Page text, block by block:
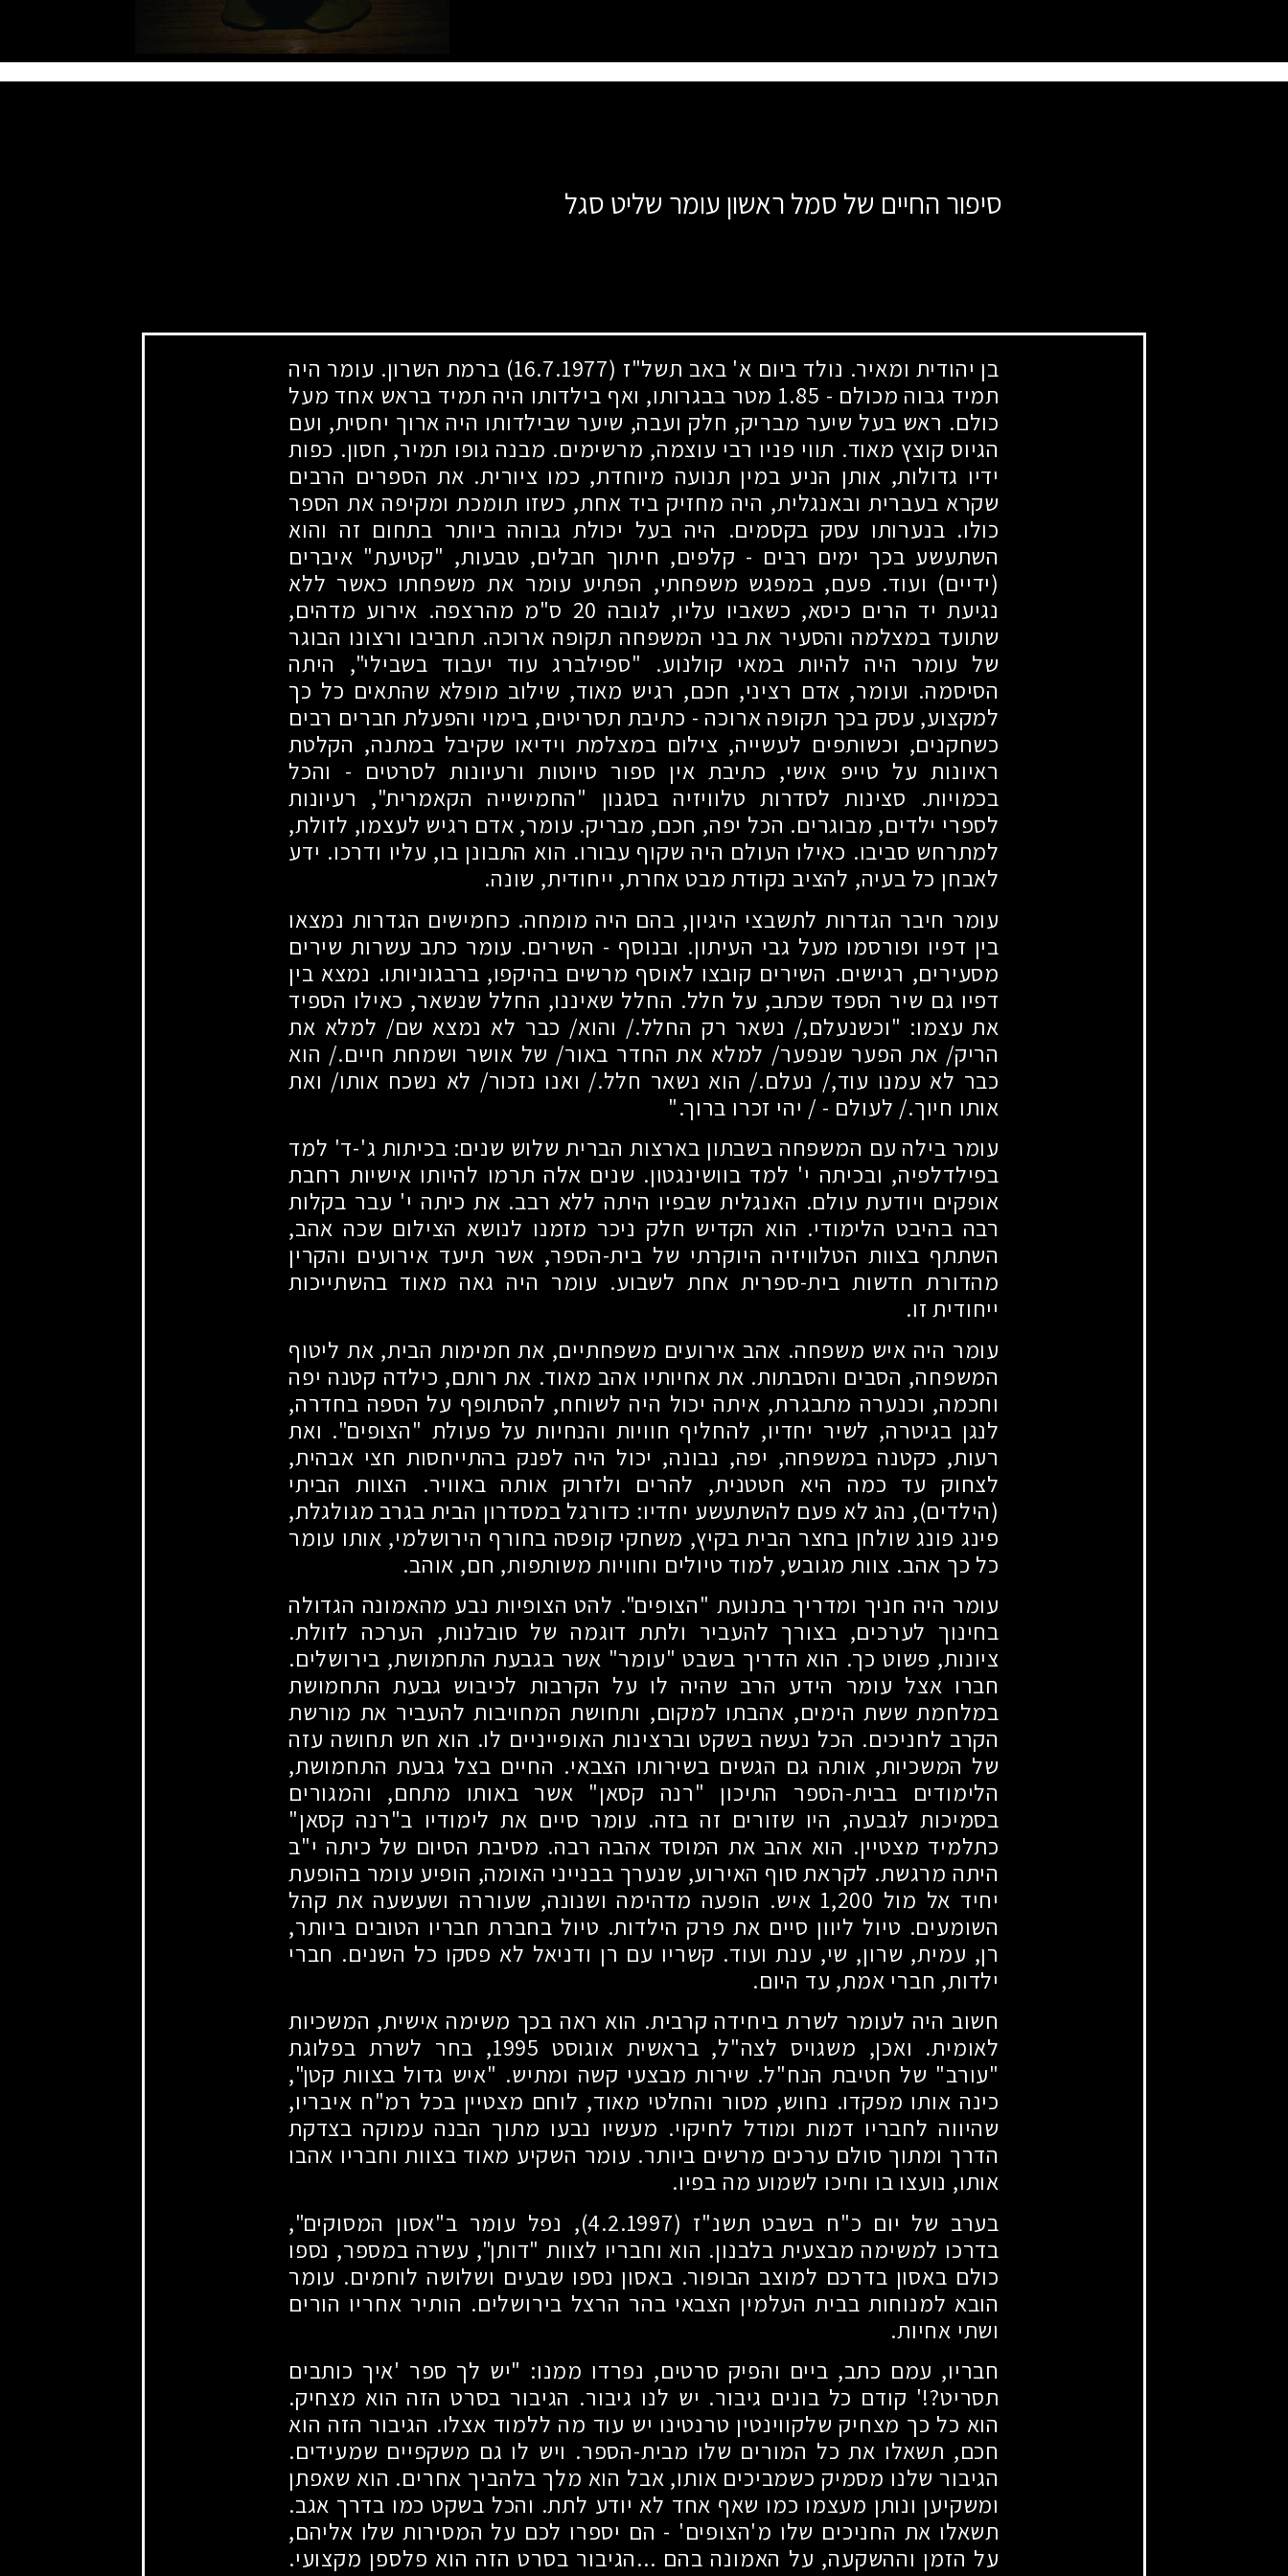
סיפור החיים של סמל ראשון עומר שליט סגל
בן יהודית ומאיר. נולד ביום א' באב תשל"ז (16.7.1977)
ברמת השרון. עומר היה
תמיד גבוה מכולם - 1.85 מטר בבגרותו, ואף בילדותו היה תמיד בראש אחד מעל
כולם. ראש בעל שיער מבריק, חלק ועבה, שיער שבילדותו היה ארוך יחסית, ועם
הגיוס קוצץ מאוד. תווי פניו רבי עוצמה, מרשימים. מבנה גופו תמיר, חסון. כפות
ידיו גדולות, אותן הניע במין תנועה מיוחדת, כמו ציורית. את הספרים הרבים
שקרא בעברית ובאנגלית, היה מחזיק ביד אחת, כשזו תומכת ומקיפה את הספר
כולו. בנערותו עסק בקסמים. היה בעל יכולת גבוהה ביותר בתחום זה והוא
השתעשע בכך ימים רבים - קלפים, חיתוך חבלים, טבעות, "קטיעת" איברים
(ידיים) ועוד. פעם, במפגש משפחתי, הפתיע עומר את משפחתו כאשר ללא
נגיעת יד הרים כיסא, כשאביו עליו, לגובה 20 ס"מ מהרצפה. אירוע מדהים,
שתועד במצלמה והסעיר את בני המשפחה תקופה ארוכה. תחביבו ורצונו הבוגר
של עומר היה להיות במאי קולנוע. "ספילברג עוד יעבוד בשבילי", היתה
הסיסמה. ועומר, אדם רציני, חכם, רגיש מאוד, שילוב מופלא שהתאים כל כך
למקצוע, עסק בכך תקופה ארוכה - כתיבת תסריטים, בימוי והפעלת חברים רבים
כשחקנים, וכשותפים לעשייה, צילום במצלמת וידיאו שקיבל במתנה, הקלטת
ראיונות על טייפ אישי, כתיבת אין ספור טיוטות ורעיונות לסרטים - והכל
בכמויות. סצינות לסדרות טלוויזיה בסגנון "החמישייה הקאמרית", רעיונות
לספרי ילדים, מבוגרים. הכל יפה, חכם, מבריק. עומר, אדם רגיש לעצמו, לזולת,
למתרחש סביבו. כאילו העולם היה שקוף עבורו. הוא התבונן בו, עליו ודרכו. ידע
לאבחן כל בעיה, להציב נקודת מבט אחרת, ייחודית, שונה.
עומר חיבר הגדרות לתשבצי היגיון, בהם היה מומחה. כחמישים הגדרות נמצאו
בין דפיו ופורסמו מעל גבי העיתון. ובנוסף - השירים. עומר כתב עשרות שירים
מסעירים, רגישים. השירים קובצו לאוסף מרשים בהיקפו, ברבגוניותו. נמצא בין
דפיו גם שיר הספד שכתב, על חלל. החלל שאיננו, החלל שנשאר, כאילו הספיד
את עצמו: "וכשנעלם,/ נשאר רק החלל./ והוא/ כבר לא נמצא שם/ למלא את
הריק/ את הפער שנפער/ למלא את החדר באור/ של אושר ושמחת חיים./ הוא
כבר לא עמנו עוד,/ נעלם./ הוא נשאר חלל./ ואנו נזכור/ לא נשכח אותו/ ואת
אותו חיוך./ לעולם - / יהי זכרו ברוך."
עומר בילה עם המשפחה בשבתון בארצות הברית שלוש שנים: בכיתות ג'-ד' למד
בפילדלפיה, ובכיתה י' למד בוושינגטון. שנים אלה תרמו להיותו אישיות רחבת
אופקים ויודעת עולם. האנגלית שבפיו היתה ללא רבב. את כיתה י' עבר בקלות
רבה בהיבט הלימודי. הוא הקדיש חלק ניכר מזמנו לנושא הצילום שכה אהב,
השתתף בצוות הטלוויזיה היוקרתי של בית-הספר, אשר תיעד אירועים והקרין
מהדורת חדשות בית-ספרית אחת לשבוע. עומר היה גאה מאוד בהשתייכות
ייחודית זו.
עומר היה איש משפחה. אהב אירועים משפחתיים, את חמימות הבית, את ליטוף
המשפחה, הסבים והסבתות. את אחיותיו אהב מאוד. את רותם, כילדה קטנה יפה
וחכמה, וכנערה מתבגרת, איתה יכול היה לשוחח, להסתופף על הספה בחדרה,
לנגן בגיטרה, לשיר יחדיו, להחליף חוויות והנחיות על פעולת "הצופים". ואת
רעות, כקטנה במשפחה, יפה, נבונה, יכול היה לפנק בהתייחסות חצי אבהית,
לצחוק עד כמה היא חטטנית, להרים ולזרוק אותה באוויר. הצוות הביתי
(הילדים), נהג לא פעם להשתעשע יחדיו: כדורגל במסדרון הבית בגרב מגולגלת,
פינג פונג שולחן בחצר הבית בקיץ, משחקי קופסה בחורף הירושלמי, אותו עומר
כל כך אהב. צוות מגובש, למוד טיולים וחוויות משותפות, חם, אוהב.
עומר היה חניך ומדריך בתנועת "הצופים". להט הצופיות נבע מהאמונה הגדולה
בחינוך לערכים, בצורך להעביר ולתת דוגמה של סובלנות, הערכה לזולת.
ציונות, פשוט כך. הוא הדריך בשבט "עומר" אשר בגבעת התחמושת, בירושלים.
חברו אצל עומר הידע הרב שהיה לו על הקרבות לכיבוש גבעת התחמושת
במלחמת ששת הימים, אהבתו למקום, ותחושת המחויבות להעביר את מורשת
הקרב לחניכים. הכל נעשה בשקט וברצינות האופייניים לו. הוא חש תחושה עזה
של המשכיות, אותה גם הגשים בשירותו הצבאי. החיים בצל גבעת התחמושת,
הלימודים בבית-הספר התיכון "רנה קסאן" אשר באותו מתחם, והמגורים
בסמיכות לגבעה, היו שזורים זה בזה. עומר סיים את לימודיו ב"רנה קסאן"
כתלמיד מצטיין. הוא אהב את המוסד אהבה רבה. מסיבת הסיום של כיתה י"ב
היתה מרגשת. לקראת סוף האירוע, שנערך בבנייני האומה, הופיע עומר בהופעת
יחיד אל מול 1,200 איש. הופעה מדהימה ושנונה, שעוררה ושעשעה את קהל
השומעים. טיול ליוון סיים את פרק הילדות. טיול בחברת חבריו הטובים ביותר,
רן, עמית, שרון, שי, ענת ועוד. קשריו עם רן ודניאל לא פסקו כל השנים. חברי
ילדות, חברי אמת, עד היום.
חשוב היה לעומר לשרת ביחידה קרבית. הוא ראה בכך משימה אישית, המשכיות
לאומית. ואכן, משגויס לצה"ל, בראשית אוגוסט 1995, בחר לשרת בפלוגת
"עורב" של חטיבת הנח"ל. שירות מבצעי קשה ומתיש. "איש גדול בצוות קטן",
כינה אותו מפקדו. נחוש, מסור והחלטי מאוד, לוחם מצטיין בכל רמ"ח איבריו,
שהיווה לחבריו דמות ומודל לחיקוי. מעשיו נבעו מתוך הבנה עמוקה בצדקת
הדרך ומתוך סולם ערכים מרשים ביותר. עומר השקיע מאוד בצוות וחבריו אהבו
אותו, נועצו בו וחיכו לשמוע מה בפיו.
בערב של יום כ"ח בשבט תשנ"ז (4.2.1997)
, נפל עומר ב"אסון המסוקים",
בדרכו למשימה מבצעית בלבנון. הוא וחבריו לצוות "דותן", עשרה במספר, נספו
כולם באסון בדרכם למוצב הבופור. באסון נספו שבעים ושלושה לוחמים. עומר
הובא למנוחות בבית העלמין הצבאי בהר הרצל בירושלים. הותיר אחריו הורים
ושתי אחיות.
חבריו, עמם כתב, ביים והפיק סרטים, נפרדו ממנו: "יש לך ספר 'איך כותבים
תסריט?!' קודם כל בונים גיבור. יש לנו גיבור. הגיבור בסרט הזה הוא מצחיק.
הוא כל כך מצחיק שלקווינטין טרנטינו יש עוד מה ללמוד אצלו. הגיבור הזה הוא
חכם, תשאלו את כל המורים שלו מבית-הספר. ויש לו גם משקפיים שמעידים.
הגיבור שלנו מסמיק כשמביכים אותו, אבל הוא מלך בלהביך אחרים. הוא שאפתן
ומשקיען ונותן מעצמו כמו שאף אחד לא יודע לתת. והכל בשקט כמו בדרך אגב.
תשאלו את החניכים שלו מ'הצופים' - הם יספרו לכם על המסירות שלו אליהם,
על הזמן וההשקעה, על האמונה בהם ...הגיבור בסרט הזה הוא פלספן מקצועי.